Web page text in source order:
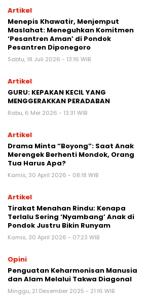
Artikel
Menepis Khawatir, Menjemput
Maslahat: Meneguhkan Komitmen
‘Pesantren Aman’ di Pondok
Pesantren Diponegoro
Sabtu, 18 Juli 2026 - 13:16 WIB
Artikel
GURU: KEPAKAN KECIL YANG
MENGGERAKKAN PERADABAN
Rabu, 6 Mei 2026 - 13:31 WIB
Artikel
Drama Minta “Boyong”: Saat Anak
Merengek Berhenti Mondok, Orang
Tua Harus Apa?
Kamis, 30 April 2026 - 08:18 WIB
Artikel
Tirakat Menahan Rindu: Kenapa
Terlalu Sering ‘Nyambang’ Anak di
Pondok Justru Bikin Runyam
Kamis, 30 April 2026 - 07:23 WIB
Opini
Penguatan Keharmonisan Manusia
dan Alam Melalui Takwa Diagonal
Minggu, 21 Desember 2025 - 21:16 WIB